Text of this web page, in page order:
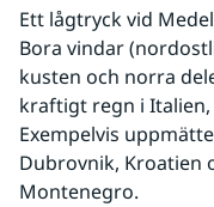
Ett lågtryck vid
Bora vindar
kusten och norra
kraftigt regn i Italien,
Exempelvis
Dubrovnik, Kroatien
Montenegro.